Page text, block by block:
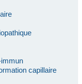
capillaire